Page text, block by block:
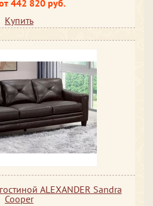
442 820 руб.
Купить
ALEXANDER Sandra
Cooper